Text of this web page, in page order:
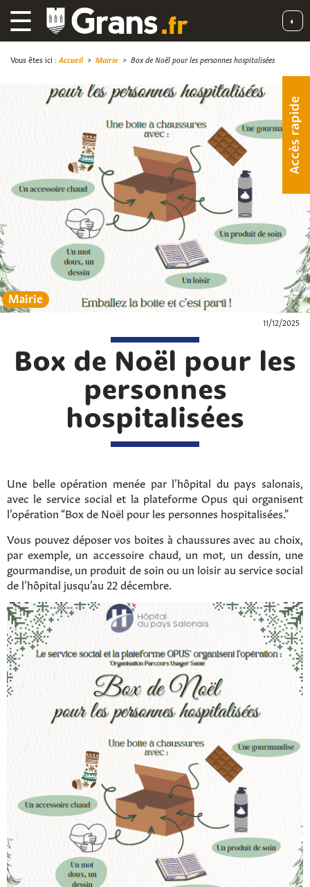
☰ ◐
Accès rapide
Vous êtes ici : Accueil> Mairie > Box de Noël pour les personnes hospitalisées
Mairie
11/12/2025
Box de Noël pour les
personnes
hospitalisées
Une belle opération menée par l’hôpital du pays salonais,
avec le service social et la plateforme Opus qui organisent
l’opération “Box de Noël pour les personnes hospitalisées.”
Vous pouvez déposer vos boites à chaussures avec au choix,
par exemple, un accessoire chaud, un mot, un dessin, une
gourmandise, un produit de soin ou un loisir au service social
de l’hôpital jusqu’au 22 décembre.